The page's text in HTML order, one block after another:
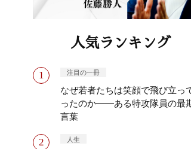
人気ランキング
注目の一冊
なぜ若者たちは笑顔で飛び立っ
ったのか——ある特攻隊員の最
言葉
人生